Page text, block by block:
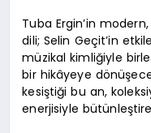
Tuba Ergin’in
dili; Selin Geçit’in
müzikal kimliğiyle
bir hikâyeye
kesiştiği bu an,
enerjisiyle